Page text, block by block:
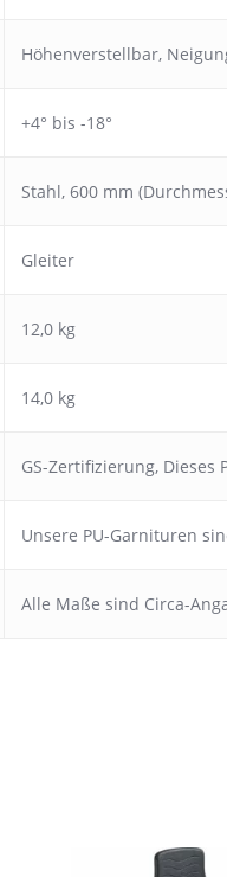
Höhenverstellbar,
+4° bis -18°
Stahl, 600 mm
Gleiter
12,0 kg
14,0 kg
GS-Zertifizierung, Dieses
Unsere PU-Garnituren
Alle Maße sind Circa-